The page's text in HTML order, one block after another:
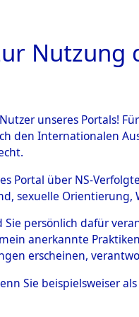
HOME
Nutzung
unseres Portals!
den Internationalen
Portal über NS-
sexuelle
Sie persönlich dafür
anerkannte
erscheinen,
Sie beispielsweiser